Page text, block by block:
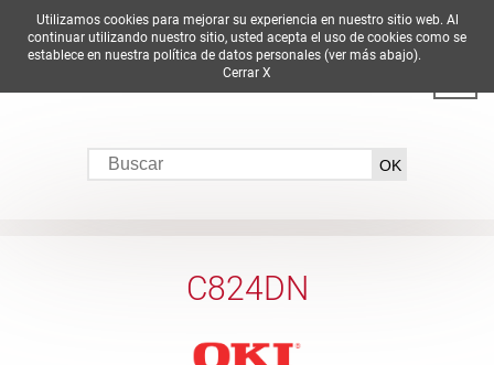
DE EN ES FR
C824DN
Utilizamos cookies para mejorar su experiencia en nuestro sitio web. Al
continuar utilizando nuestro sitio, usted acepta el uso de cookies como se
establece en nuestra política de datos personales (ver más abajo).
Cerrar X